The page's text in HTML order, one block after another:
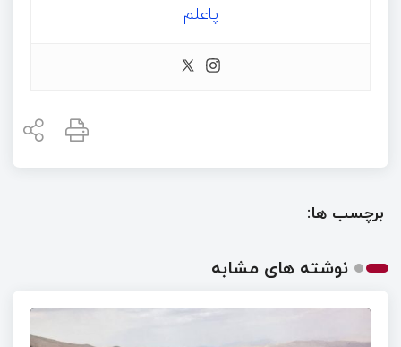
پاعلم
برچسب ها:
نوشته های مشابه